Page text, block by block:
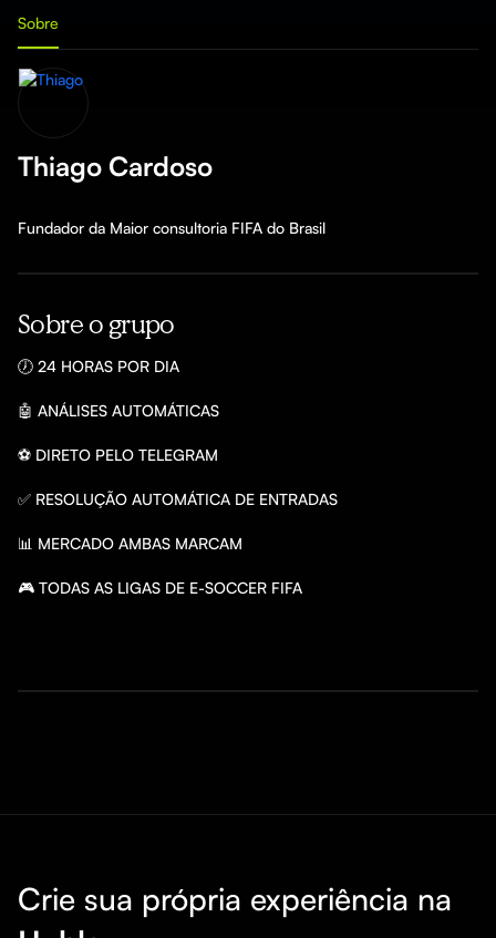
Sobre
Thiago Cardoso
Fundador da Maior consultoria FIFA do Brasil
Sobre o grupo
🕖 24 HORAS POR DIA
🤖 ANÁLISES AUTOMÁTICAS
⚽ DIRETO PELO TELEGRAM
✅ RESOLUÇÃO AUTOMÁTICA DE ENTRADAS
📊 MERCADO AMBAS MARCAM
🎮 TODAS AS LIGAS DE E-SOCCER FIFA
Crie sua própria experiência na